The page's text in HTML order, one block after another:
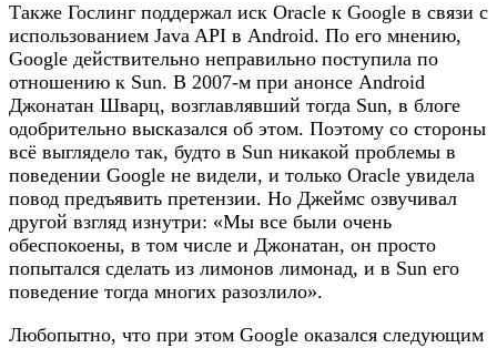
Также Гослинг поддержал иск Oracle к Google в связи с
использованием Java API в Android. По его мнению,
Google действительно неправильно поступила по
отношению к Sun. В 2007-м при анонсе Android
Джонатан Шварц, возглавлявший тогда Sun, в блоге
одобрительно высказался об этом. Поэтому со стороны
всё выглядело так, будто в Sun никакой проблемы в
поведении Google не видели, и только Oracle увидела
повод предъявить претензии. Но Джеймс озвучивал
другой взгляд изнутри: «Мы все были очень
обеспокоены, в том числе и Джонатан, он просто
попытался сделать из лимонов лимонад, и в Sun его
поведение тогда многих разозлило».
Любопытно, что при этом Google оказался следующим